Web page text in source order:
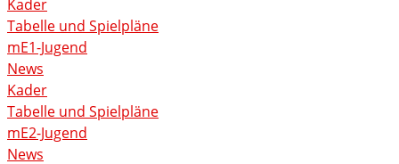
Kader
Tabelle und Spielpläne
mE1-Jugend
News
Kader
Tabelle und Spielpläne
mE2-Jugend
News